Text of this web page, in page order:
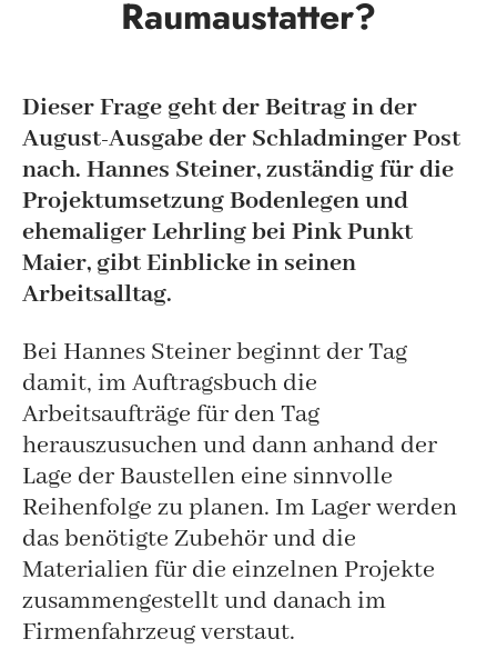
Raumaustatter?
Dieser Frage geht der Beitrag in der
August-Ausgabe der Schladminger Post
nach. Hannes Steiner, zuständig für die
Projektumsetzung Bodenlegen und
ehemaliger Lehrling bei Pink Punkt
Maier, gibt Einblicke in seinen
Arbeitsalltag.
Bei Hannes Steiner beginnt der Tag
damit, im Auftragsbuch die
Arbeitsaufträge für den Tag
herauszusuchen und dann anhand der
Lage der Baustellen eine sinnvolle
Reihenfolge zu planen. Im Lager werden
das benötigte Zubehör und die
Materialien für die einzelnen Projekte
zusammengestellt und danach im
Firmenfahrzeug verstaut.